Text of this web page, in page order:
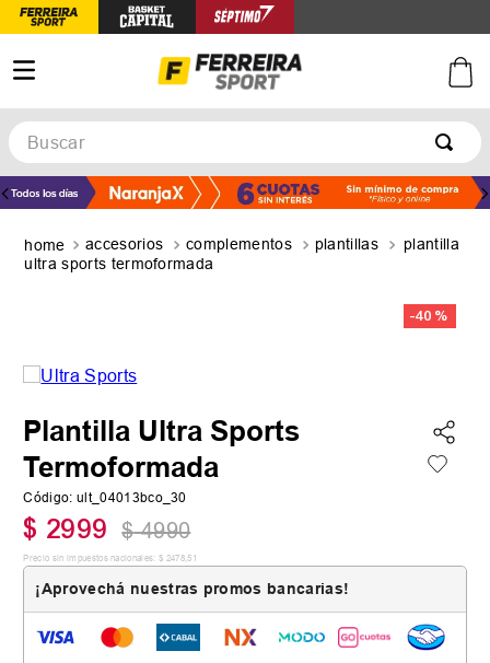
Buscar
accesorios complementos plantillas
plantilla
ultra sports termoformada
-40 %
Plantilla Ultra Sports
Termoformada
Código: ult_04013bco_30
$ 2999 $ 4990
Precio sin impuestos nacionales: $ 2478,51
¡Aprovechá nuestras promos bancarias!
TÉRMINOS MÁS BUSCADOS
2.
zapatillas
5. zapatillas adidas